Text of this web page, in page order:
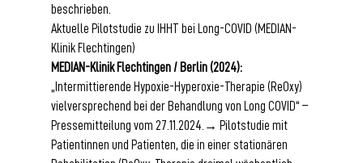
beschrieben.
Aktuelle Pilotstudie zu IHHT bei Long-COVID (MEDIAN-
Klinik Flechtingen)
MEDIAN-Klinik Flechtingen / Berlin (2024):
„Intermittierende Hypoxie-Hyperoxie-Therapie (ReOxy)
vielversprechend bei der Behandlung von Long COVID“ –
Pressemitteilung vom 27.11.2024.→ Pilotstudie mit
Patientinnen und Patienten, die in einer stationären